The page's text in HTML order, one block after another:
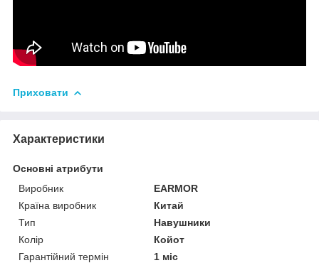
Приховати
Характеристики
Основні атрибути
Виробник
EARMOR
Країна виробник
Китай
Тип
Навушники
Колір
Койот
Гарантійний термін
1 міс